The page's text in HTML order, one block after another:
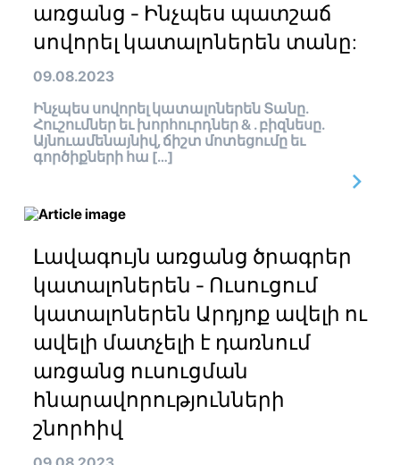
առցանց - Ինչպես պատշաճ
սովորել կատալոներեն տանը:
09.08.2023
Ինչպես սովորել կատալոներեն Տանը.
Հուշումներ եւ խորհուրդներ & . բիզնեսը.
Այնուամենայնիվ, ճիշտ մոտեցումը եւ
գործիքների հա […]
Լավագույն առցանց ծրագրեր
կատալոներեն - Ուսուցում
կատալոներեն Արդյոք ավելի ու
ավելի մատչելի է դառնում
առցանց ուսուցման
հնարավորությունների
շնորհիվ